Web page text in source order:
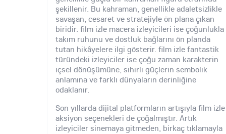
şekillenir. Bu kahraman, genellikle adaletsizlikle
savaşan, cesaret ve stratejiyle ön plana çıkan
biridir. film izle macera izleyicileri ise çoğunlukla
takım ruhunu ve dostluk bağlarını ön planda
tutan hikâyelere ilgi gösterir. film izle fantastik
türündeki izleyiciler ise çoğu zaman karakterin
içsel dönüşümüne, sihirli güçlerin sembolik
anlamına ve farklı dünyaların derinliğine
odaklanır.
Son yıllarda dijital platformların artışıyla film izle
aksiyon seçenekleri de çoğalmıştır. Artık
izleyiciler sinemaya gitmeden, birkaç tıklamayla